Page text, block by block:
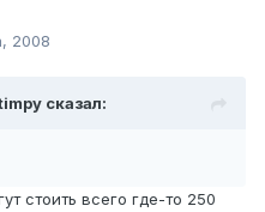
2008
сказал:
стоить всего где-то 250